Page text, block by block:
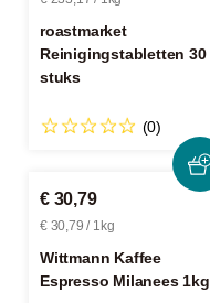
roastmarket
Reinigingstabletten 30
stuks
(0)
€ 30,79
€ 30,79 / 1kg
Wittmann Kaffee
Espresso Milanees 1kg